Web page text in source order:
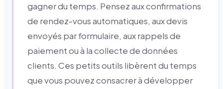
gagner du temps. Pensez aux confirmations
de rendez-vous automatiques, aux devis
envoyés par formulaire, aux rappels de
paiement ou à la collecte de données
clients. Ces petits outils libèrent du temps
que vous pouvez consacrer à développer